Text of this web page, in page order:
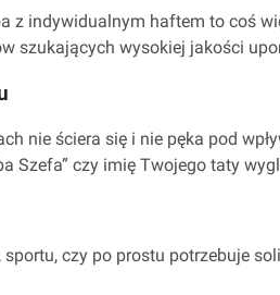
z indywidualnym haftem to coś
szukających wysokiej jakości
nie ściera się i nie pęka pod
Szefa” czy imię Twojego taty
czy po prostu potrzebuje